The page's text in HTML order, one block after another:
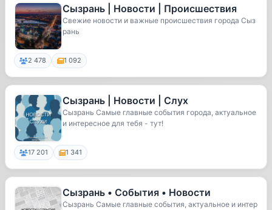
Сызрань | Новости | Происшествия
Свежие новости и важные происшествия города Сыз
рань
2 478 1 092
Сызрань | Новости | Слух
Сызрань Самые главные события города, актуальное
и интересное для тебя - тут!
17 201 1 341
Сызрань • События • Новости
Сызрань Самые главные события, актуальное и интер